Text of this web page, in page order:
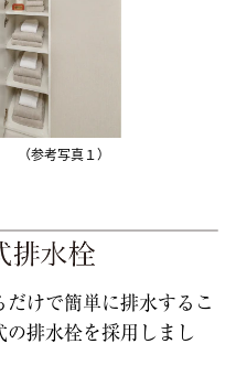
（参考写真１）
けで簡単に排水するこ
の排水栓を採用しまし